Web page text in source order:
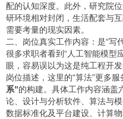
配的认知深度。此外，研究院
研环境相对封闭，生活配套与
需要考量的现实因素。
二、岗位真实工作内容：是“写
很多求职者看到“人工智能模型
眼，容易误以为这是纯工程开
岗位描述，这里的“算法”更多服
系”的构建。具体工作内容涵盖
论、设计与分析软件、算法与
数据标准化及平台建设、计算物